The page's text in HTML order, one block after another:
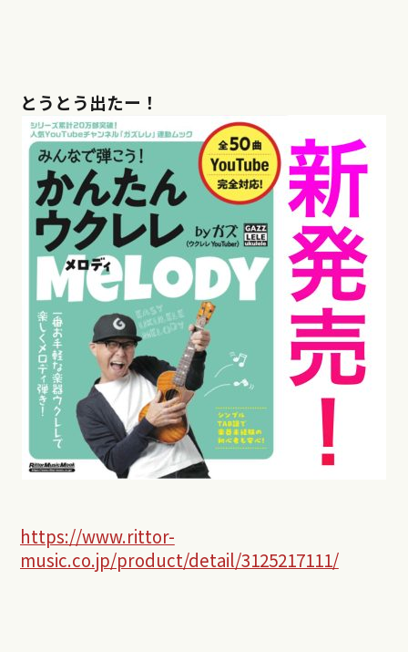
とうとう出たー！
https://www.rittor-
music.co.jp/product/detail/3125217111/